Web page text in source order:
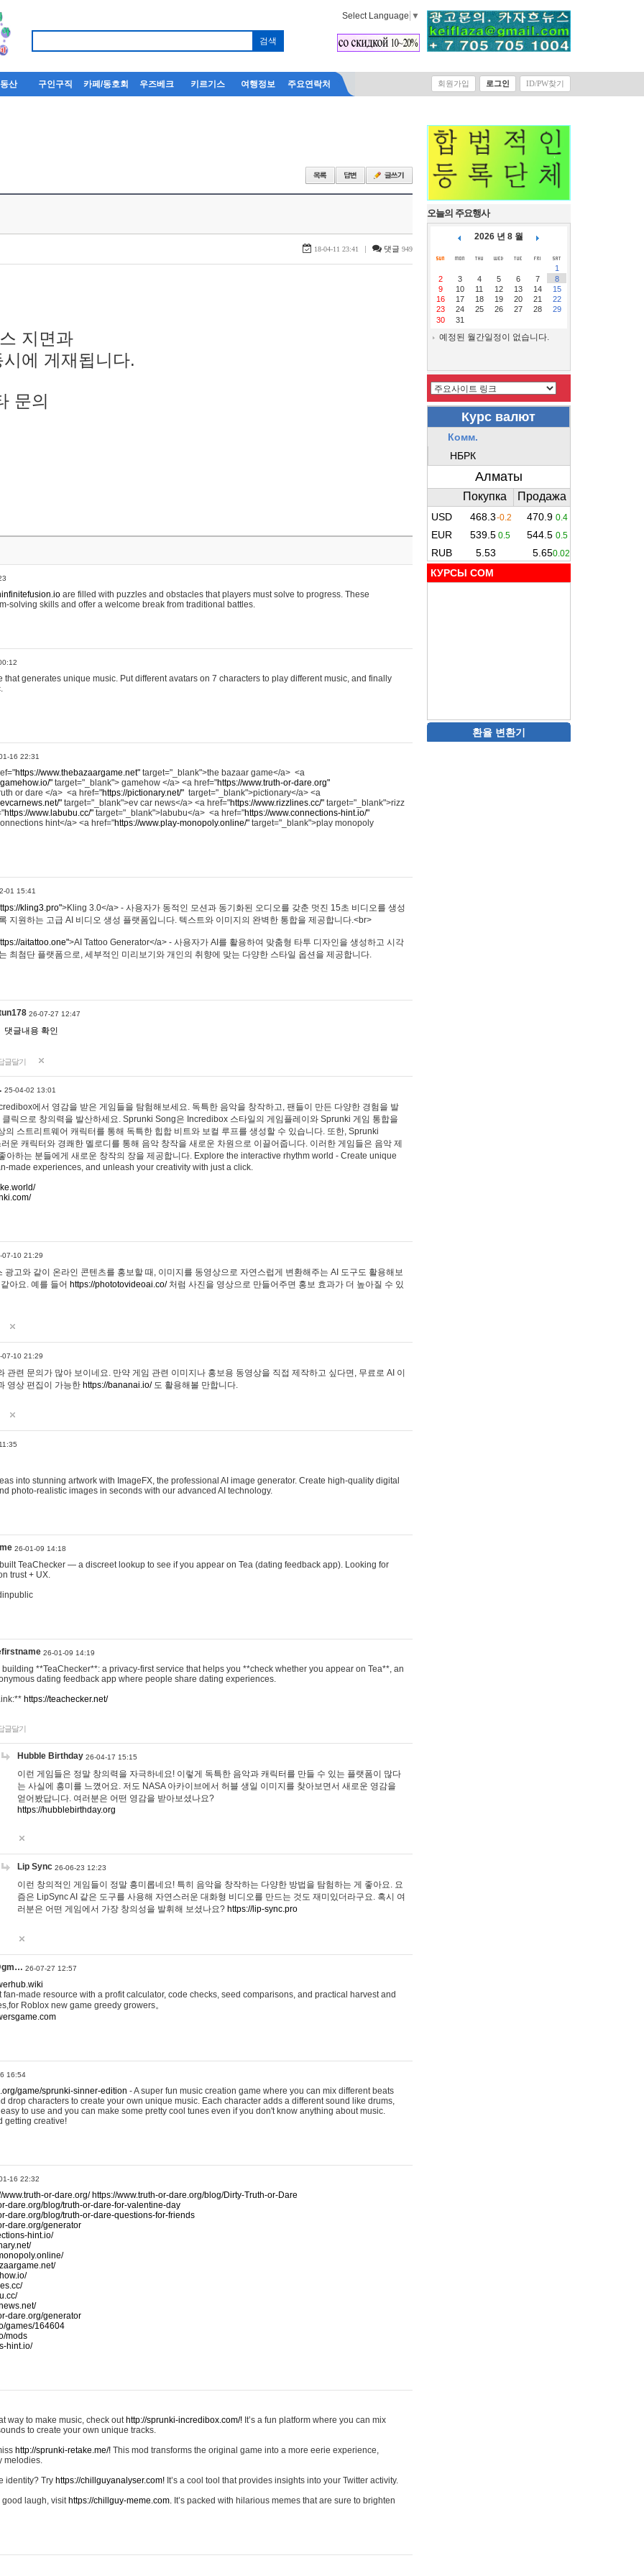
Select Language ▼
산 구인구직 카페/동호회 우즈베크 키르기스 여행정보 주요연락처 회원가입 로그인 ID/PW찾기
18-04-11 23:41 | 댓글 949
지면과
에 게재됩니다.
문의
are filled with puzzles and obstacles that players must solve to progress. These
solving skills and offer a welcome break from traditional battles.
that generates unique music. Put different avatars on 7 characters to play different music, and finally
16 22:31
https://www.thebazaargame.net" target="_blank">the bazaar game</a> <a
" target="_blank"> gamehow </a> <a href="https://www.truth-or-dare.org"
or dare </a> <a href="https://pictionary.net/" target="_blank">pictionary</a> <a
" target="_blank">ev car news</a> <a href="https://www.rizzlines.cc/" target="_blank">rizz
https://www.labubu.cc/" target="_blank">labubu</a> <a href="https://www.connections-hint.io/"
hint</a> <a href="https://www.play-monopoly.online/" target="_blank">play monopoly
01 15:41
kling3.pro">Kling 3.0</a> - 사용자가 동적인 모션과 동기화된 오디오를 갖춘 멋진 15초 비디오를 생성
지원하는 고급 AI 비디오 생성 플랫폼입니다. 텍스트와 이미지의 완벽한 통합을 제공합니다.<br>
aitattoo.one">AI Tattoo Generator</a> - 사용자가 AI를 활용하여 맞춤형 타투 디자인을 생성하고 시각
최첨단 플랫폼으로, 세부적인 미리보기와 개인의 취향에 맞는 다양한 스타일 옵션을 제공합니다.
26-07-27 12:47
댓글내용 확인
글달기
25-04-02 13:01
에서 영감을 받은 게임들을 탐험해보세요. 독특한 음악을 창작하고, 팬들이 만든 다양한 경험을 발
클릭으로 창의력을 발산하세요. Sprunki Song은 Incredibox 스타일의 게임플레이와 Sprunki 게임 통합을
의 스트리트웨어 캐릭터를 통해 독특한 힙합 비트와 보컬 루프를 생성할 수 있습니다. 또한, Sprunki
운 캐릭터와 경쾌한 멜로디를 통해 음악 창작을 새로운 차원으로 이끌어줍니다. 이러한 게임들은 음악 제
아하는 분들에게 새로운 창작의 장을 제공합니다. Explore the interactive rhythm world - Create unique
made experiences, and unleash your creativity with just a click.
07-10 21:29
광고와 같이 온라인 콘텐츠를 홍보할 때, 이미지를 동영상으로 자연스럽게 변환해주는 AI 도구도 활용해보
아요. 예를 들어 https://phototovideoai.co/처럼 사진을 영상으로 만들어주면 홍보 효과가 더 높아질 수 있
07-10 21:29
관련 문의가 많아 보이네요. 만약 게임 관련 이미지나 홍보용 동영상을 직접 제작하고 싶다면, 무료로 AI 이
영상 편집이 가능한 https://bananai.io/도 활용해볼 만합니다.
into stunning artwork with ImageFX, the professional AI image generator. Create high-quality digital
photo-realistic images in seconds with our advanced AI technology.
26-01-09 14:18
TeaChecker — a discreet lookup to see if you appear on Tea (dating feedback app). Looking for
trust + UX.
26-01-09 14:19
building **TeaChecker**: a privacy-first service that helps you **check whether you appear on Tea**, an
dating feedback app where people share dating experiences.
https://teachecker.net/
글달기
Hubble Birthday 26-04-17 15:15
이런 게임들은 정말 창의력을 자극하네요! 이렇게 독특한 음악과 캐릭터를 만들 수 있는 플랫폼이 많다
는 사실에 흥미를 느꼈어요. 저도 NASA 아카이브에서 허블 생일 이미지를 찾아보면서 새로운 영감을
얻어봤답니다. 여러분은 어떤 영감을 받아보셨나요?
https://hubblebirthday.org
Lip Sync 26-06-23 12:23
이런 창의적인 게임들이 정말 흥미롭네요! 특히 음악을 창작하는 다양한 방법을 탐험하는 게 좋아요. 요
즘은 LipSync AI 같은 도구를 사용해 자연스러운 대화형 비디오를 만드는 것도 재미있더라구요. 혹시 여
러분은 어떤 게임에서 가장 창의성을 발휘해 보셨나요? https://lip-sync.pro
26-07-27 12:57
made resource with a profit calculator, code checks, seed comparisons, and practical harvest and
Roblox new game greedy growers。
16:54
game/sprunki-sinner-edition - A super fun music creation game where you can mix different beats
drop characters to create your own unique music. Each character adds a different sound like drums,
to use and you can make some pretty cool tunes even if you don't know anything about music.
getting creative!
16 22:32
www.truth-or-dare.org/ https://www.truth-or-dare.org/blog/Dirty-Truth-or-Dare
dare.org/blog/truth-or-dare-for-valentine-day
dare.org/blog/truth-or-dare-questions-for-friends
dare.org/generator
hint.io/
dare.org/generator
games/164604
mods
hint.io/
way to make music, check out http://sprunki-incredibox.com/! It’s a fun platform where you can mix
to create your own unique tracks.
http://sprunki-retake.me/! This mod transforms the original game into a more eerie experience,
melodies.
identity? Try https://chillguyanalyser.com! It’s a cool tool that provides insights into your Twitter activity.
good laugh, visit https://chillguy-meme.com. It’s packed with hilarious memes that are sure to brighten
오늘의 주요행사
2026 년 8 월
1
2
3 4 5 6 7
8
9
10 11 12 13 14
15
16
17 18 19 20 21
22
23
24 25 26 27 28
29
30
31
예정된 월간일정이 없습니다.
КУРСЫ COM
환율 변환기